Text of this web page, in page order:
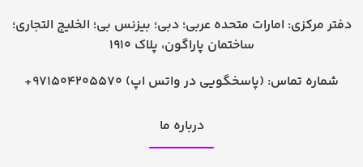
دفتر مرکزی: امارات متحده عربی؛ دبی؛ بیزنس بی؛ الخلیج التجاری؛
ساختمان پاراگون، پلاک 1910
شماره تماس: +971504205570 (پاسخگویی در واتس اپ)
درباره ما